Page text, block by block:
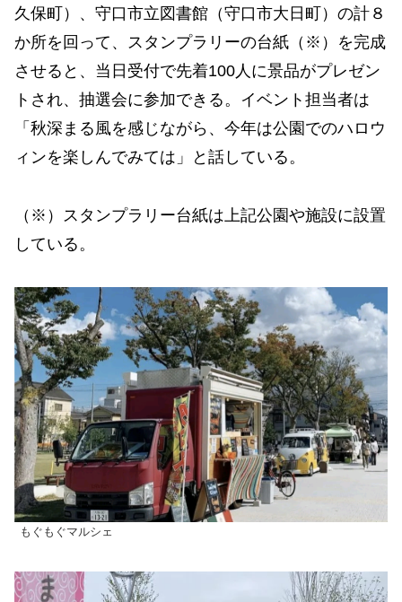
久保町）、守口市立図書館（守口市大日町）の計８
か所を回って、スタンプラリーの台紙（※）を完成
させると、当日受付で先着100人に景品がプレゼン
トされ、抽選会に参加できる。イベント担当者は
「秋深まる風を感じながら、今年は公園でのハロウ
ィンを楽しんでみては」と話している。
（※）スタンプラリー台紙は上記公園や施設に設置
している。
もぐもぐマルシェ